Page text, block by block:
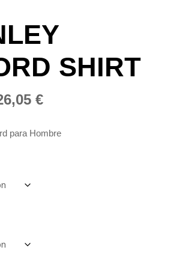
SHIRT
€Rango
precios:
para Hombre